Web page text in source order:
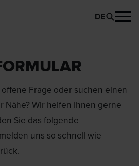
DE
Frage oder suchen einen
Nähe? Wir helfen Ihnen gerne
Sie das folgende
uns so schnell wie